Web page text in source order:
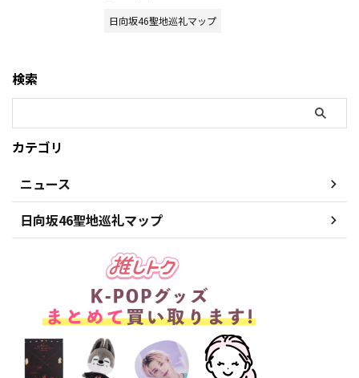
日向坂46聖地巡礼マップ
検索
カテゴリ
ニュース
日向坂46聖地巡礼マップ